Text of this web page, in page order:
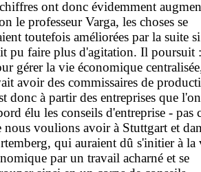
ont donc évidemment
le professeur Varga, les choses se
toutefois améliorées par la suite
pu faire plus d'agitation. Il poursuit :
gérer la vie économique
avoir des commissaires de
donc à partir des entreprises que
élu les conseils d'entreprise - pas
nous voulions avoir à Stuttgart et
qui auraient dû s'initier à la
par un travail acharné et se